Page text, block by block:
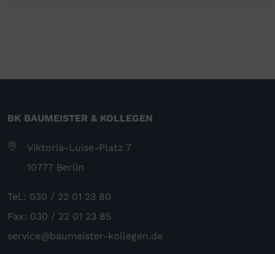
BK BAUMEISTER & KOLLEGEN
Viktoria-Luise-Platz 7
10777 Berlin
Tel.: 030 / 22 01 23 80
Fax: 030 / 22 01 23 85
service@baumeister-kollegen.de